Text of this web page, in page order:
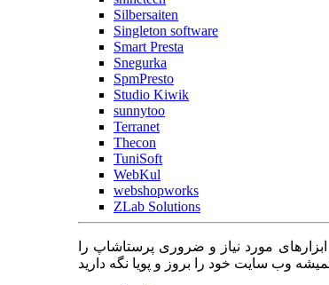
Silbersaiten
Singleton software
Smart Presta
Snegurka
SpmPresto
Studio Kiwik
sunnytoo
Terranet
Thecon
TuniSoft
WebKul
webshopworks
ZLab Solutions
مورد نیاز و ضروری پرستاشاپ را